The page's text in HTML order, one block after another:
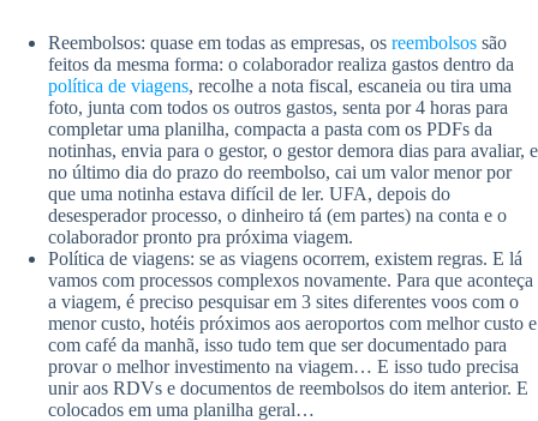
Reembolsos: quase em todas as empresas, os reembolsos são
feitos da mesma forma: o colaborador realiza gastos dentro da
política de viagens, recolhe a nota fiscal, escaneia ou tira uma
foto, junta com todos os outros gastos, senta por 4 horas para
completar uma planilha, compacta a pasta com os PDFs da
notinhas, envia para o gestor, o gestor demora dias para avaliar, e
no último dia do prazo do reembolso, cai um valor menor por
que uma notinha estava difícil de ler. UFA, depois do
desesperador processo, o dinheiro tá (em partes) na conta e o
colaborador pronto pra próxima viagem.
Política de viagens: se as viagens ocorrem, existem regras. E lá
vamos com processos complexos novamente. Para que aconteça
a viagem, é preciso pesquisar em 3 sites diferentes voos com o
menor custo, hotéis próximos aos aeroportos com melhor custo e
com café da manhã, isso tudo tem que ser documentado para
provar o melhor investimento na viagem… E isso tudo precisa
unir aos RDVs e documentos de reembolsos do item anterior. E
colocados em uma planilha geral…